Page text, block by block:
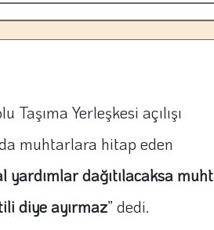
Yerleşkesi açılışı
muhtarlara hitap eden
yardımlar dağıtılacaksa
diye ayırmaz” dedi.